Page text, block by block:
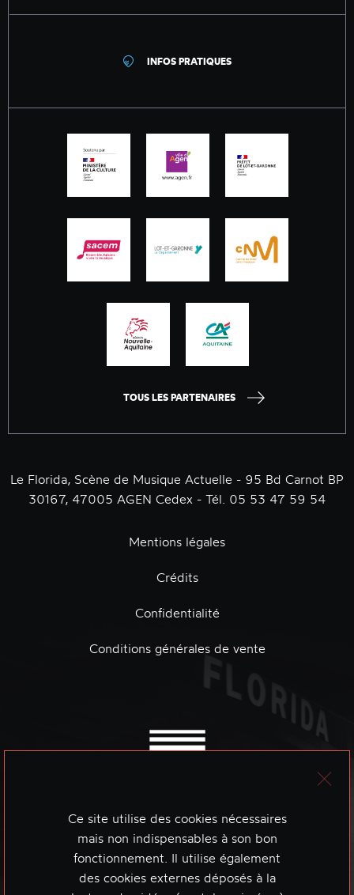
INFOS PRATIQUES
TOUS LES PARTENAIRES
Le Florida, Scène de Musique Actuelle - 95 Bd Carnot BP
30167, 47005 AGEN Cedex - Tél. 05 53 47 59 54
Mentions légales
Crédits
Confidentialité
Conditions générales de vente
Ce site utilise des cookies nécessaires
mais non indispensables à son bon
fonctionnement. Il utilise également
des cookies externes déposés à la